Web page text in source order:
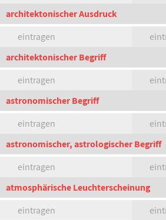
architektonischer Ausdruck
eintragen
architektonischer Begriff
eintragen
astronomischer Begriff
eintragen
astronomischer, astrologischer Begriff
eintragen
atmosphärische Leuchterscheinung
eintragen